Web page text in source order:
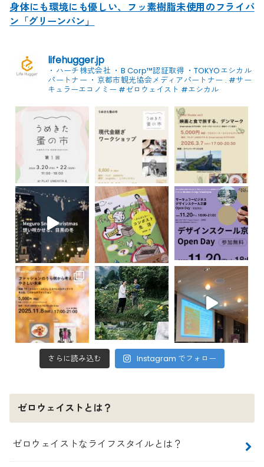
身体にも環境にも優しい、フッ素樹脂未使用のフライパ
ン「グリーンパン」
lifehugger.jp
・ハーチ株式会社 ・B Corp™認証取得 ・TOKYOエシカル
パートナー ・京都市観光協会メディアパートナー . #サー
キュラーエコノミー #ゼロウェイスト #エシカル
さらに読み込む Instagram でフォロー
ゼロウェイストとは？
ゼロウェイストなライフスタイルとは？